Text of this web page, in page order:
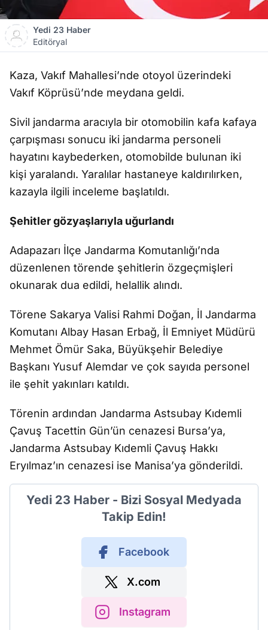
Yedi 23 Haber
Editöryal
Kaza, Vakıf Mahallesi’nde otoyol üzerindeki
Vakıf Köprüsü’nde meydana geldi.
Sivil jandarma aracıyla bir otomobilin kafa kafaya
çarpışması sonucu iki jandarma personeli
hayatını kaybederken, otomobilde bulunan iki
kişi yaralandı. Yaralılar hastaneye kaldırılırken,
kazayla ilgili inceleme başlatıldı.
Şehitler gözyaşlarıyla uğurlandı
Adapazarı İlçe Jandarma Komutanlığı’nda
düzenlenen törende şehitlerin özgeçmişleri
okunarak dua edildi, helallik alındı.
Törene Sakarya Valisi Rahmi Doğan, İl Jandarma
Komutanı Albay Hasan Erbağ, İl Emniyet Müdürü
Mehmet Ömür Saka, Büyükşehir Belediye
Başkanı Yusuf Alemdar ve çok sayıda personel
ile şehit yakınları katıldı.
Törenin ardından Jandarma Astsubay Kıdemli
Çavuş Tacettin Gün’ün cenazesi Bursa’ya,
Jandarma Astsubay Kıdemli Çavuş Hakkı
Eryılmaz’ın cenazesi ise Manisa’ya gönderildi.
Yedi 23 Haber - Bizi Sosyal Medyada
Takip Edin!
Facebook
X.com
Instagram